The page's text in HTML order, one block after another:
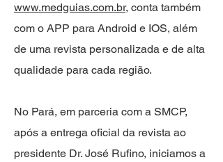
www.medguias.com.br, conta também
com o APP para Android e IOS, além
de uma revista personalizada e de alta
qualidade para cada região.
No Pará, em parceria com a SMCP,
após a entrega oficial da revista ao
presidente Dr. José Rufino, iniciamos a